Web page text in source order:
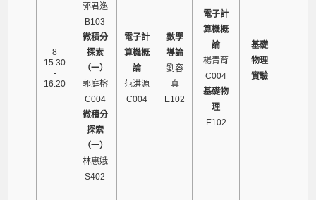
8
15:30
-
16:20
郭君逸
B103
微積分
探索
（一）
郭庭榕
C004
微積分
探索
（一）
林惠娥
S402
電子計
算機概
論
范洪源
C004
數學
導論
劉容
真
E102
電子計
算機概
論
楊青育
C004
基礎物
理
E102
基礎
物理
實驗